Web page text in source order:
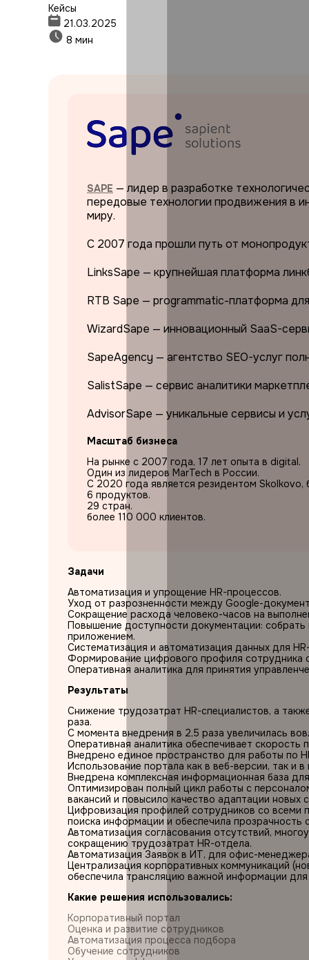
Кейсы
21.03.2025
8 мин
SAPE — лидер в разработке
передовые технологии продвижения в
миру.
С 2007 года прошли путь от
LinksSape — крупнейшая платформа
RTB Sape — programmatic-платформа
WizardSape — инновационный SaaS-
SapeAgency — агентство SEO-услуг
SalistSape — сервис аналитики
AdvisorSape — уникальные сервисы и
Масштаб бизнеса
На рынке с 2007 года, 17 лет опыта в digital.
Один из лидеров MarTech в России.
С 2020 года является резидентом Skolkovo,
6 продуктов.
29 стран.
более 110 000 клиентов.
Задачи
Автоматизация и упрощение HR-процессов.
Уход от разрозненности между Google-
Сокращение расхода человеко-часов на
Повышение доступности документации:
приложением.
Систематизация и автоматизация данных для
Формирование цифрового профиля сотрудника
Оперативная аналитика для принятия
Результаты
Снижение трудозатрат HR-специалистов, а
раза.
С момента внедрения в 2,5 раза увеличилась
Оперативная аналитика обеспечивает скорость
Внедрено единое пространство для работы по
Использование портала как в веб-версии, так и
Внедрена комплексная информационная база
Оптимизирован полный цикл работы с
вакансий и повысило качество адаптации новых
Цифровизация профилей сотрудников со всеми
поиска информации и обеспечила
Автоматизация согласования отсутствий,
сокращению трудозатрат HR-отдела.
Автоматизация Заявок в ИТ, для офис-
Централизация корпоративных коммуникаций
обеспечила трансляцию важной информации
Какие решения использовались:
Корпоративный портал
Оценка и развитие сотрудников
Автоматизация процесса подбора
Обучение сотрудников